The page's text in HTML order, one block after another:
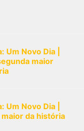
Novo Dia |
maior
Novo Dia |
da história